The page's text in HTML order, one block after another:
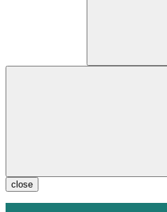
close